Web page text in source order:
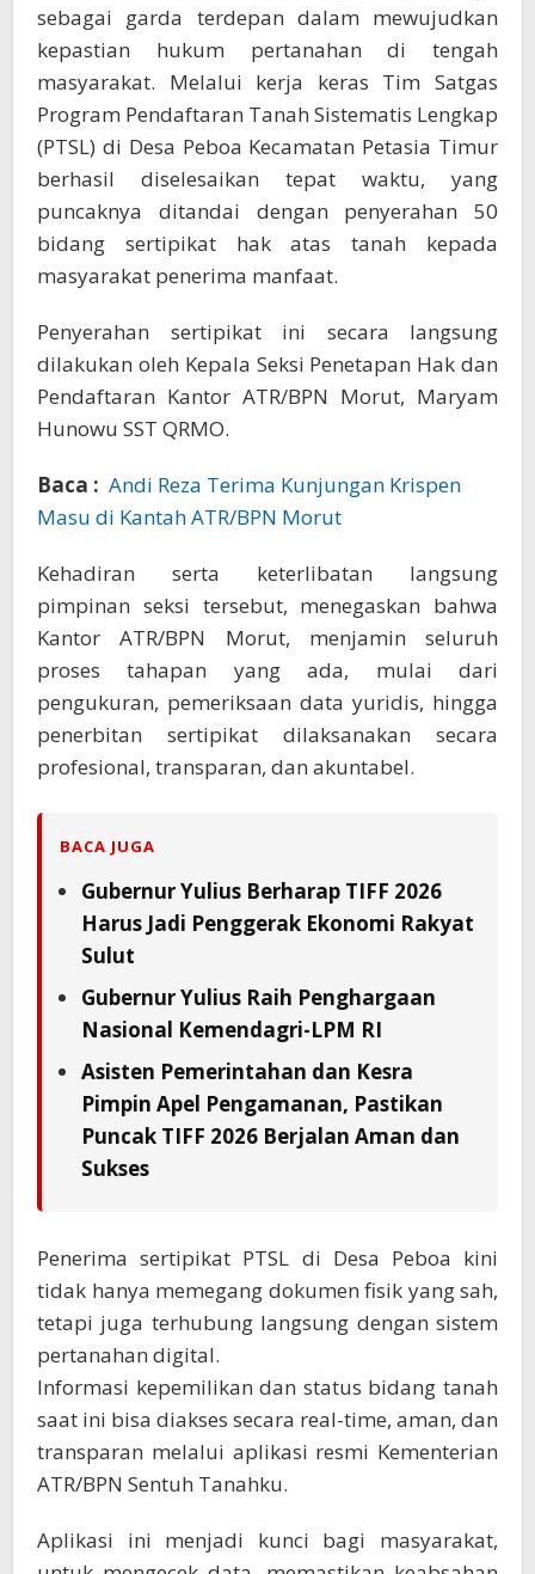
sebagai garda terdepan dalam mewujudkan
kepastian hukum pertanahan di tengah
masyarakat. Melalui kerja keras Tim Satgas
Program Pendaftaran Tanah Sistematis Lengkap
(PTSL) di Desa Peboa Kecamatan Petasia Timur
berhasil diselesaikan tepat waktu, yang
puncaknya ditandai dengan penyerahan 50
bidang sertipikat hak atas tanah kepada
masyarakat penerima manfaat.
Penyerahan sertipikat ini secara langsung
dilakukan oleh Kepala Seksi Penetapan Hak dan
Pendaftaran Kantor ATR/BPN Morut, Maryam
Hunowu SST QRMO.
Baca : Andi Reza Terima Kunjungan Krispen
Masu di Kantah ATR/BPN Morut
Kehadiran serta keterlibatan langsung
pimpinan seksi tersebut, menegaskan bahwa
Kantor ATR/BPN Morut, menjamin seluruh
proses tahapan yang ada, mulai dari
pengukuran, pemeriksaan data yuridis, hingga
penerbitan sertipikat dilaksanakan secara
profesional, transparan, dan akuntabel.
BACA JUGA
Gubernur Yulius Berharap TIFF 2026
Harus Jadi Penggerak Ekonomi Rakyat
Sulut
Gubernur Yulius Raih Penghargaan
Nasional Kemendagri-LPM RI
Asisten Pemerintahan dan Kesra
Pimpin Apel Pengamanan, Pastikan
Puncak TIFF 2026 Berjalan Aman dan
Sukses
Penerima sertipikat PTSL di Desa Peboa kini
tidak hanya memegang dokumen fisik yang sah,
tetapi juga terhubung langsung dengan sistem
pertanahan digital.
Informasi kepemilikan dan status bidang tanah
saat ini bisa diakses secara real-time, aman, dan
transparan melalui aplikasi resmi Kementerian
ATR/BPN Sentuh Tanahku.
Aplikasi ini menjadi kunci bagi masyarakat,